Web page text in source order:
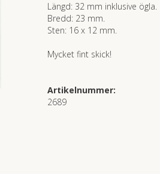
Längd: 32 mm inklusive ögla.
Bredd: 23 mm.
Sten: 16 x 12 mm.
Mycket fint skick!
Artikelnummer:
2689